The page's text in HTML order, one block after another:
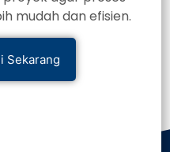
mudah dan efisien.
Sekarang